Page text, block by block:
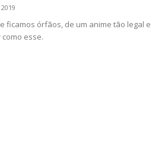
ficamos órfãos, de um anime tão legal e
esse.